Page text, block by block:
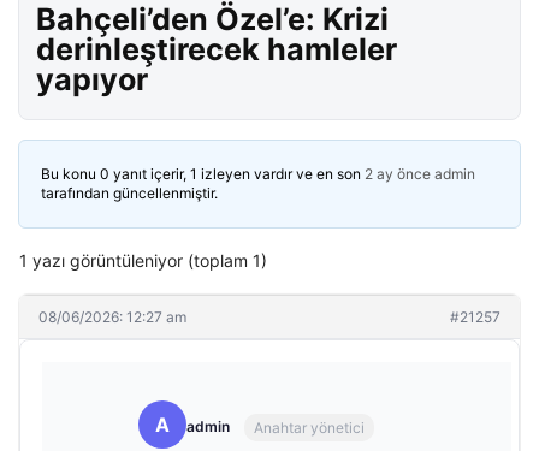
Bahçeli’den Özel’e: Krizi
derinleştirecek hamleler
yapıyor
Bu konu 0 yanıt içerir, 1 izleyen vardır ve en son 2 ay önce admin
tarafından güncellenmiştir.
1 yazı görüntüleniyor (toplam 1)
08/06/2026: 12:27 am #21257
A admin Anahtar yönetici